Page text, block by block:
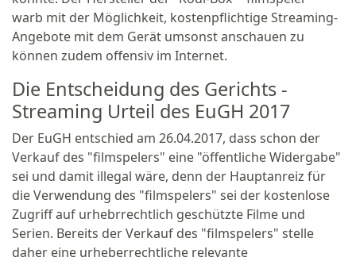
warb mit der Möglichkeit, kostenpflichtige Streaming-
Angebote mit dem Gerät umsonst anschauen zu
können zudem offensiv im Internet.
Die Entscheidung des Gerichts -
Streaming Urteil des EuGH 2017
Der EuGH entschied am 26.04.2017, dass schon der
Verkauf des "filmspelers" eine "öffentliche Widergabe"
sei und damit illegal wäre, denn der Hauptanreiz für
die Verwendung des "filmspelers" sei der kostenlose
Zugriff auf urhebrrechtlich geschützte Filme und
Serien. Bereits der Verkauf des "filmspelers" stelle
daher eine urheberrechtliche relevante